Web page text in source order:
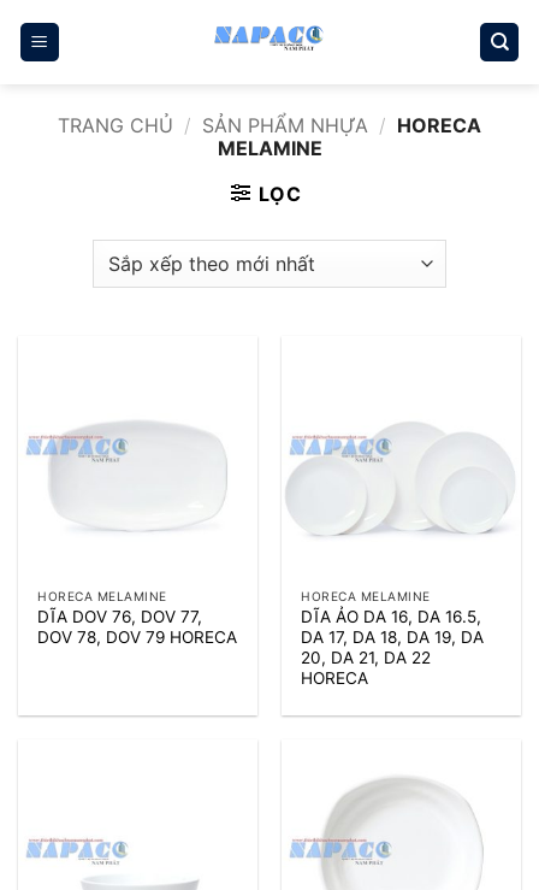
qua
TRANG CHỦ / SẢN PHẨM NHỰA / HORECA
MELAMINE
LỌC
HORECA MELAMINE
DĨA DOV 76, DOV 77,
DOV 78, DOV 79 HORECA
HORECA MELAMINE
DĨA ẢO DA 16, DA 16.5,
DA 17, DA 18, DA 19, DA
20, DA 21, DA 22
HORECA